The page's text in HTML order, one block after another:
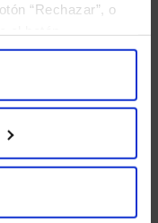
“Rechazar”, o